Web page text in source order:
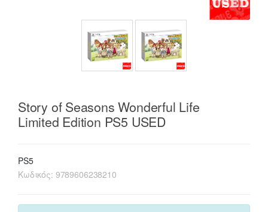
Story of Seasons Wonderful Life
Limited Edition PS5 USED
PS5
Κωδικός: 9789606238210